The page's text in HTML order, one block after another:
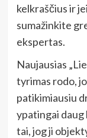
kelkraščius ir
sumažinkite
ekspertas.
Naujausias
tyrimas rodo,
patikimiausiu
ypatingai daug
tai, jog ji